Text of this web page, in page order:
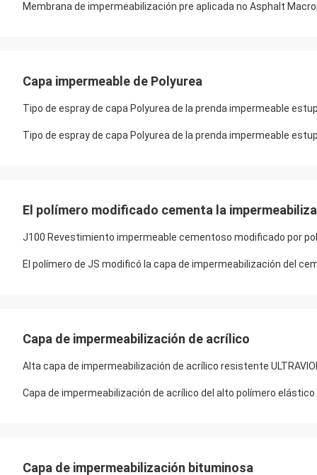
Membrana de impermeabilización pre aplicada no Asphalt
Capa impermeable de Polyurea
Tipo de espray de capa Polyurea de la prenda impermeable
Tipo de espray de capa Polyurea de la prenda impermeable
El polímero modificado cementa la
J100 Revestimiento impermeable cementoso modificado por
El polímero de JS modificó la capa de impermeabilización del
Capa de impermeabilización de acrílico
Alta capa de impermeabilización de acrílico resistente
Capa de impermeabilización de acrílico del alto polímero elástico
Capa de impermeabilización bituminosa